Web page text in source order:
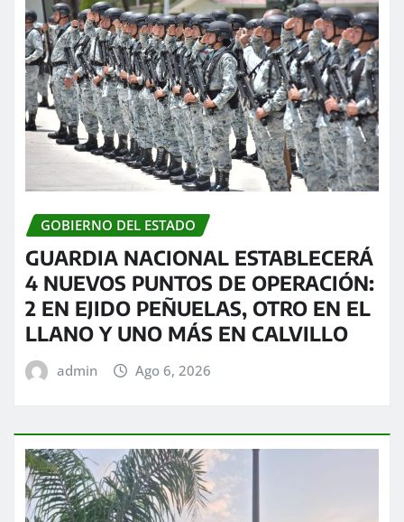
GOBIERNO DEL ESTADO
GUARDIA NACIONAL ESTABLECERÁ
4 NUEVOS PUNTOS DE OPERACIÓN:
2 EN EJIDO PEÑUELAS, OTRO EN EL
LLANO Y UNO MÁS EN CALVILLO
admin Ago 6, 2026